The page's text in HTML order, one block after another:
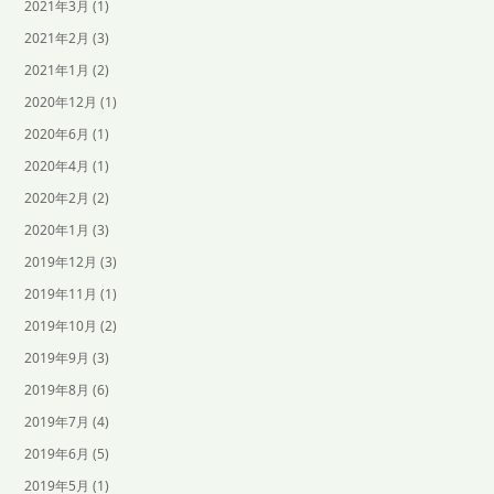
2021年3月 (1)
2021年2月 (3)
2021年1月 (2)
2020年12月 (1)
2020年6月 (1)
2020年4月 (1)
2020年2月 (2)
2020年1月 (3)
2019年12月 (3)
2019年11月 (1)
2019年10月 (2)
2019年9月 (3)
2019年8月 (6)
2019年7月 (4)
2019年6月 (5)
2019年5月 (1)